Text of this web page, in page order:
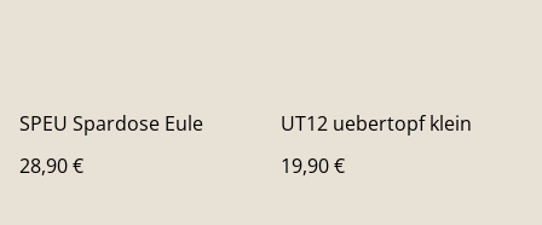
SPEU Spardose Eule
28,90 €
UT12 uebertopf klein
19,90 €